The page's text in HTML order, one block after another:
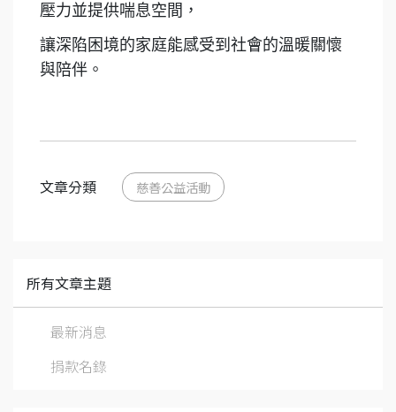
壓力並提供喘息空間，
讓深陷困境的家庭能感受到社會的溫暖關懷
與陪伴。
文章分類 慈善公益活動
所有文章主題
最新消息
捐款名錄